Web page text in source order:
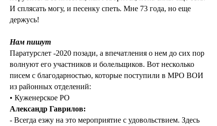
И сплясать могу, и песенку спеть. Мне 73 года, но еще
держусь!
Нам пишут
Паратурслет -2020 позади, а впечатления о нем до сих пор
волнуют его участников и болельщиков. Вот несколько
писем с благодарностью, которые поступили в МРО ВОИ
из районных отделений:
• Куженерское РО
Александр Гаврилов:
- Всегда езжу на это мероприятие с удовольствием. Здесь